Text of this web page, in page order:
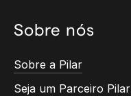
Sobre nós
Sobre a Pilar
Seja um Parceiro Pilar